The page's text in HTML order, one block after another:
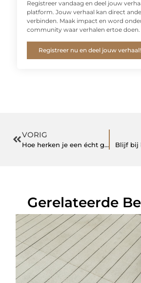
Registreer vandaag en deel jouw
platform. Jouw verhaal kan direct
verbinden. Maak impact en word
community waar verhalen ertoe doen.
Registreer nu en deel jouw verhaal!
VORIG
Hoe herken je een écht goed SEO bureau? Blijf bij
Gerelateerde